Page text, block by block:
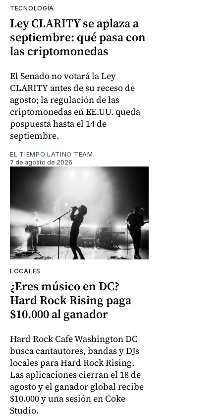
TECNOLOGÍA
Ley CLARITY se aplaza a
septiembre: qué pasa con
las criptomonedas
El Senado no votará la Ley
CLARITY antes de su receso de
agosto; la regulación de las
criptomonedas en EE.UU. queda
pospuesta hasta el 14 de
septiembre.
EL TIEMPO LATINO TEAM
7 de agosto de 2026
LOCALES
¿Eres músico en DC?
Hard Rock Rising paga
$10.000 al ganador
Hard Rock Cafe Washington DC
busca cantautores, bandas y DJs
locales para Hard Rock Rising.
Las aplicaciones cierran el 18 de
agosto y el ganador global recibe
$10.000 y una sesión en Coke
Studio.